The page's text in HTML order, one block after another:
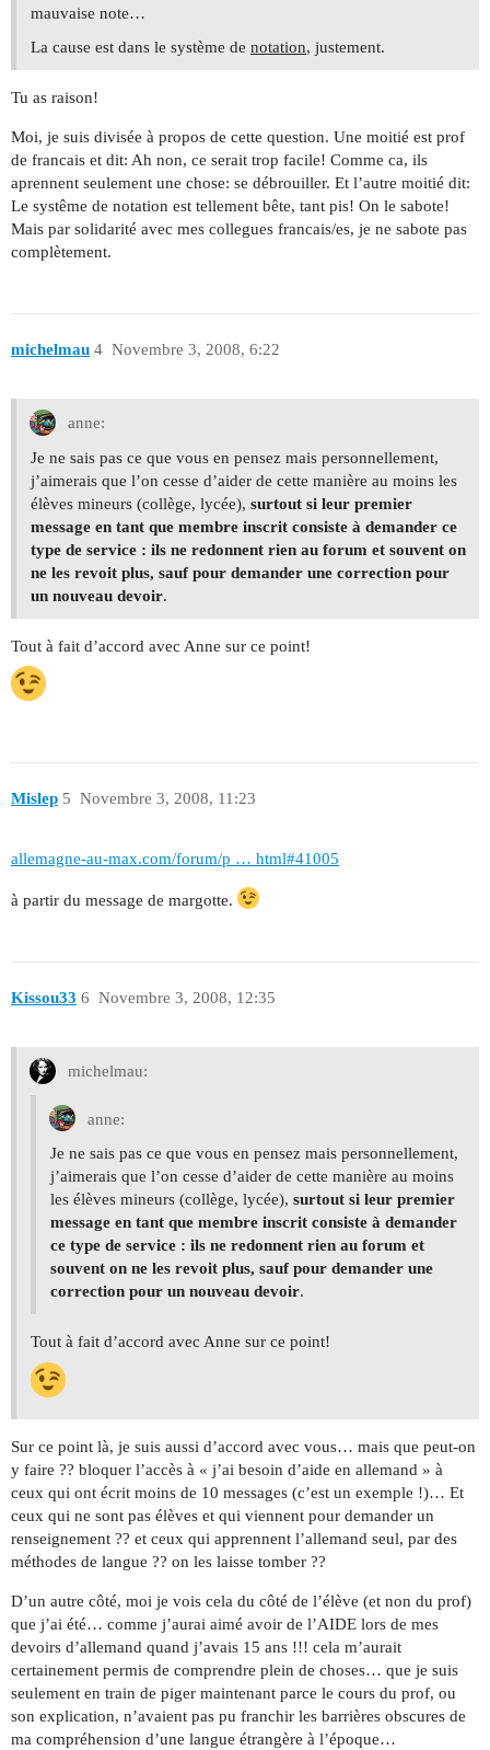
mauvaise note…
La cause est dans le système de notation, justement.
Tu as raison!
Moi, je suis divisée à propos de cette question. Une moitié est prof
de francais et dit: Ah non, ce serait trop facile! Comme ca, ils
aprennent seulement une chose: se débrouiller. Et l’autre moitié dit:
Le systême de notation est tellement bête, tant pis! On le sabote!
Mais par solidarité avec mes collegues francais/es, je ne sabote pas
complètement.
michelmau Novembre 3, 2008, 6:22
4
anne:
Je ne sais pas ce que vous en pensez mais personnellement,
j’aimerais que l’on cesse d’aider de cette manière au moins les
élèves mineurs (collège, lycée), surtout si leur premier
message en tant que membre inscrit consiste à demander ce
type de service : ils ne redonnent rien au forum et souvent on
ne les revoit plus, sauf pour demander une correction pour
un nouveau devoir.
Tout à fait d’accord avec Anne sur ce point!
Mislep Novembre 3, 2008, 11:23
5
allemagne-au-max.com/forum/p … html#41005
à partir du message de margotte.
Kissou33 Novembre 3, 2008, 12:35
6
michelmau:
anne:
Je ne sais pas ce que vous en pensez mais personnellement,
j’aimerais que l’on cesse d’aider de cette manière au moins
les élèves mineurs (collège, lycée), surtout si leur premier
message en tant que membre inscrit consiste à demander
ce type de service : ils ne redonnent rien au forum et
souvent on ne les revoit plus, sauf pour demander une
correction pour un nouveau devoir.
Tout à fait d’accord avec Anne sur ce point!
Sur ce point là, je suis aussi d’accord avec vous… mais que peut-on
y faire ?? bloquer l’accès à « j’ai besoin d’aide en allemand » à
ceux qui ont écrit moins de 10 messages (c’est un exemple !)… Et
ceux qui ne sont pas élèves et qui viennent pour demander un
renseignement ?? et ceux qui apprennent l’allemand seul, par des
méthodes de langue ?? on les laisse tomber ??
D’un autre côté, moi je vois cela du côté de l’élève (et non du prof)
que j’ai été… comme j’aurai aimé avoir de l’AIDE lors de mes
devoirs d’allemand quand j’avais 15 ans !!! cela m’aurait
certainement permis de comprendre plein de choses… que je suis
seulement en train de piger maintenant parce le cours du prof, ou
son explication, n’avaient pas pu franchir les barrières obscures de
ma compréhension d’une langue étrangère à l’époque…